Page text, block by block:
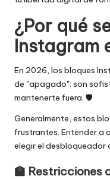
g
r
a
t
ui
t
a
]
¿Por qué
Instagram
En 2026, los bloques
de "apagado"; son
mantenerte fuera. 🛡️
Generalmente, estos
frustrantes. Entender a
elegir el desbloqueador
🏫 Restricciones